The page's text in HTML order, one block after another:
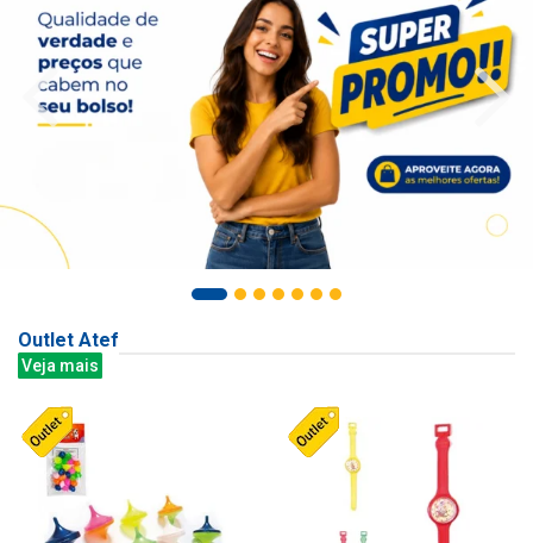
Outlet Atef
Veja mais